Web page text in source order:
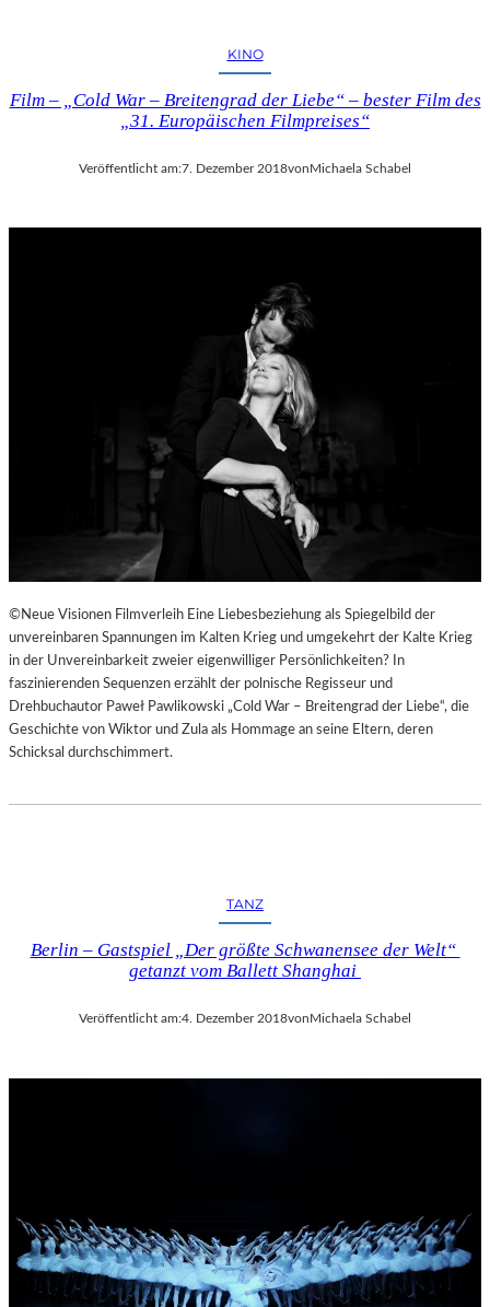
KINO
Film – „Cold War – Breitengrad der Liebe“ – bester Film des
„31. Europäischen Filmpreises“
Veröffentlicht am:7. Dezember 2018vonMichaela Schabel
©Neue Visionen Filmverleih Eine Liebesbeziehung als Spiegelbild der
unvereinbaren Spannungen im Kalten Krieg und umgekehrt der Kalte Krieg
in der Unvereinbarkeit zweier eigenwilliger Persönlichkeiten? In
faszinierenden Sequenzen erzählt der polnische Regisseur und
Drehbuchautor Paweł Pawlikowski „Cold War – Breitengrad der Liebe“, die
Geschichte von Wiktor und Zula als Hommage an seine Eltern, deren
Schicksal durchschimmert.
TANZ
Berlin – Gastspiel „Der größte Schwanensee der Welt“
getanzt vom Ballett Shanghai
Veröffentlicht am:4. Dezember 2018von Michaela Schabel